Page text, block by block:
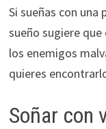
Si sueñas con
sueño sugiere
los enemigos
quieres
Soñar con